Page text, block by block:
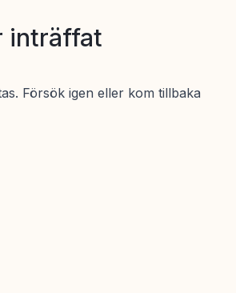
inträffat
Försök igen eller kom tillbaka